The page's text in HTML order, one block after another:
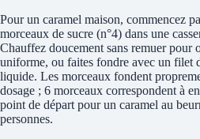
Pour un caramel maison, commencez
morceaux de sucre (n°4) dans une
Chauffez doucement sans remuer pour
uniforme, ou faites fondre avec un filet
liquide. Les morceaux fondent
dosage ; 6 morceaux correspondent à
point de départ pour un caramel au
personnes.